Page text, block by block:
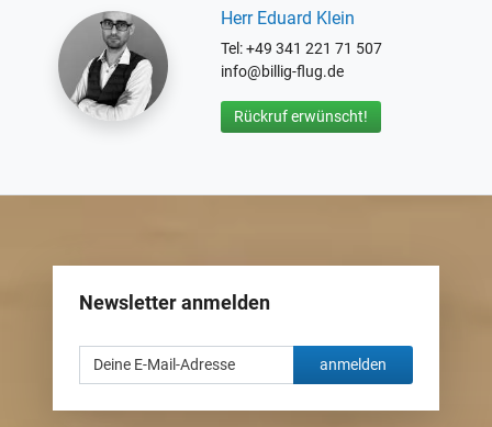
Herr Eduard Klein
Tel: +49 341 221 71 507
info@billig-flug.de
Rückruf erwünscht!
Newsletter anmelden
anmelden